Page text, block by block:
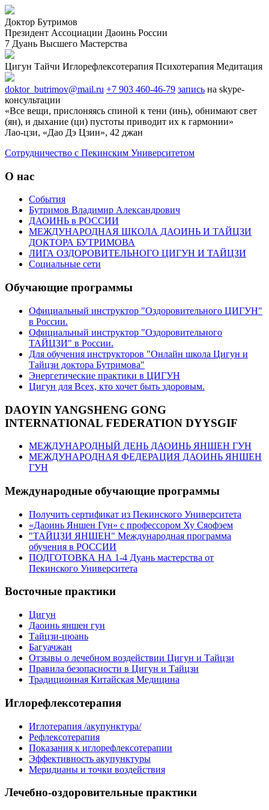
Доктор Бутримов
Президент Ассоциации Даоинь России
7 Дуань Высшего Мастерства
Цигун Тайчи Иглорефлексотерапия Психотерапия Медитация
doktor_butrimov@mail.ru +7 903 460-46-79 запись на skype-
консультации
«Все вещи, прислоняясь спиной к тени (инь), обнимают свет
(ян), и дыхание (ци) пустоты приводит их к гармонии»
Лао-цзи, «Дао Дэ Цзин», 42 джан
Cотрудничество с Пекинским Университетом
О нас
События
Бутримов Владимир Александрович
ДАОИНЬ в РОССИИ
МЕЖДУНАРОДНАЯ ШКОЛА ДАОИНЬ И ТАЙЦЗИ
ДОКТОРА БУТРИМОВА
ЛИГА ОЗДОРОВИТЕЛЬНОГО ЦИГУН И ТАЙЦЗИ
Социальные сети
Обучающие программы
Официальный инструктор "Оздоровительного ЦИГУН"
в России.
Официальный инструктор "Оздоровительного
ТАЙЦЗИ" в России.
Для обучения инструкторов "Онлайн школа Цигун и
Тайцзи доктора Бутримова"
Энергетические практики в ЦИГУН
Цигун для Всех, кто хочет быть здоровым.
DAOYIN YANGSHENG GONG
INTERNATIONAL FEDERATION DYYSGIF
МЕЖДУНАРОДНЫЙ ДЕНЬ ДАОИНЬ ЯНШЕН ГУН
МЕЖДУНАРОДНАЯ ФЕДЕРАЦИЯ ДАОИНЬ ЯНШЕН
ГУН
Международные обучающие программы
Получить сертификат из Пекинского Университета
«Даоинь Яншен Гун» с профессором Ху Сяофэем
"ТАЙЦЗИ ЯНШЕН" Международная программа
обучения в РОССИИ
ПОДГОТОВКА НА 1-4 Дуань мастерства от
Пекинского Университета
Восточные практики
Цигун
Даоинь яншен гун
Тайцзи-цюань
Багуачжан
Отзывы о лечебном воздействии Цигун и Тайцзи
Правила безопасности в Цигун и Тайцзи
Традиционная Китайская Медицина
Иглорефлексотерапия
Иглотерапия /акупунктура/
Рефлексотерапия
Показания к иглорефлексотерапии
Эффективность акупунктуры
Меридианы и точки воздействия
Лечебно-оздоровительные практики